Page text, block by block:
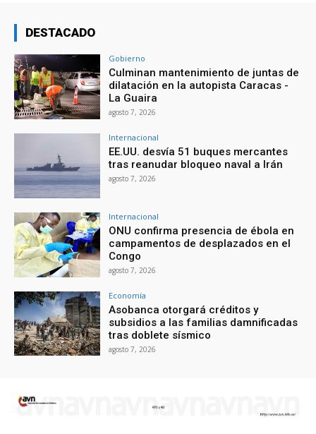
DESTACADO
Gobierno
Culminan mantenimiento de juntas de
dilatación en la autopista Caracas -
La Guaira
agosto 7, 2026
Internacional
EE.UU. desvía 51 buques mercantes
tras reanudar bloqueo naval a Irán
agosto 7, 2026
Internacional
ONU confirma presencia de ébola en
campamentos de desplazados en el
Congo
agosto 7, 2026
Economía
Asobanca otorgará créditos y
subsidios a las familias damnificadas
tras doblete sísmico
agosto 7, 2026